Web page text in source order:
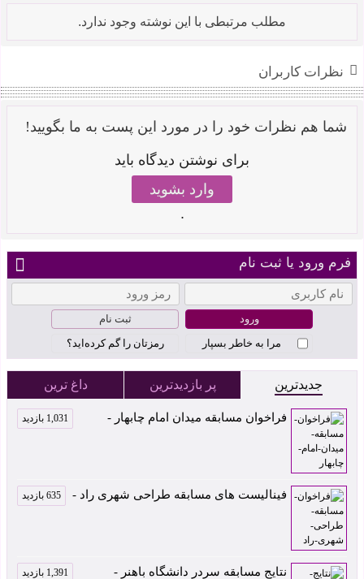
مطلب مرتبطی با این نوشته وجود ندارد.
نظرات کاربران
شما هم نظرات خود را در مورد این پست به ما بگویید!
برای نوشتن دیدگاه باید
وارد بشوید
.
فرم ورود یا ثبت نام
ثبت نام
مرا به خاطر بسپار
رمزتان را گم کرده‌اید؟
جدیدترین پر بازدیدترین داغ ترین
فراخوان مسابقه میدان امام چابهار - 1,031 بازدید
فینالیست های مسابقه طراحی شهری راد - 635 بازدید
نتایج مسابقه سردر دانشگاه باهنر - 1,391 بازدید